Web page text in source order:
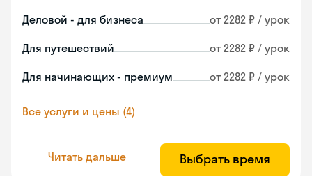
Деловой - для бизнеса от 2282 ₽ / урок
Для путешествий от 2282 ₽ / урок
Для начинающих - премиум от 2282 ₽ / урок
Все услуги и цены (4)
Читать дальше Выбрать время